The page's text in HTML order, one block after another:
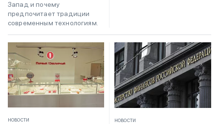
Запад и почему
предпочитает традиции
современным технологиям.
НОВОСТИ
НОВОСТИ